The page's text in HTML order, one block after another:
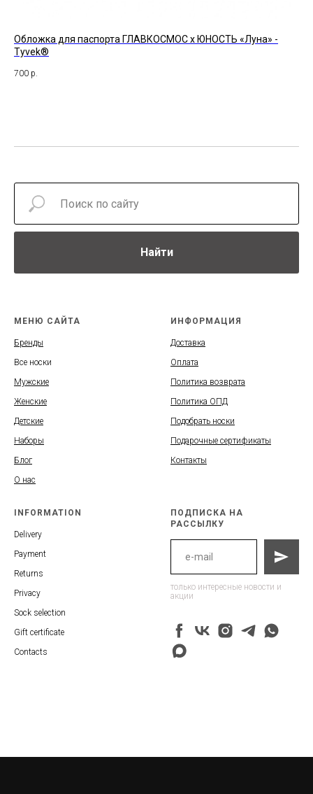
Обложка для паспорта ГЛАВКОСМОС x ЮНОСТЬ «Луна» -
Tyvek®
700 р.
Найти
МЕНЮ САЙТА
Бренды
Все носки
Мужские
Женские
Детские
Наборы
Блог
О нас
ИНФОРМАЦИЯ
Доставка
Оплата
Политика возврата
Политика ОПД
Подобрать носки
Подарочные сертификаты
Контакты
INFORMATION
Delivery
Payment
Returns
Privacy
Sock selection
Gift certificate
Contacts
ПОДПИСКА НА
РАССЫЛКУ
только интересные новости и
акции